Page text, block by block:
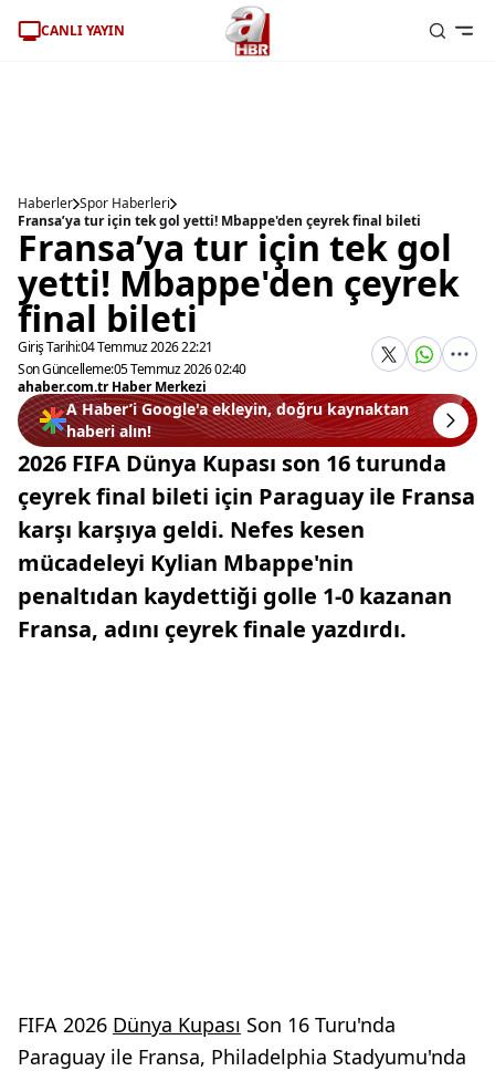
CANLI YAYIN
Haberler Spor Haberleri
Fransa’ya tur için tek gol yetti! Mbappe'den çeyrek final bileti
Fransa’ya tur için tek gol
yetti! Mbappe'den çeyrek
final bileti
Giriş Tarihi:04 Temmuz 2026 22:21
Son Güncelleme:05 Temmuz 2026 02:40
ahaber.com.tr Haber Merkezi
A Haber’i Google'a ekleyin, doğru kaynaktan
haberi alın!
2026 FIFA Dünya Kupası son 16 turunda
çeyrek final bileti için Paraguay ile Fransa
karşı karşıya geldi. Nefes kesen
mücadeleyi Kylian Mbappe'nin
penaltıdan kaydettiği golle 1-0 kazanan
Fransa, adını çeyrek finale yazdırdı.
FIFA 2026 Dünya Kupası Son 16 Turu'nda
Paraguay ile Fransa, Philadelphia Stadyumu'nda